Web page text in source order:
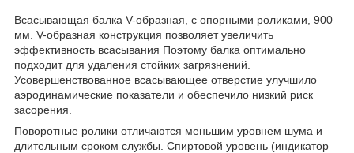
Всасывающая балка V-образная, с опорными роликами, 900
мм. V-образная конструкция позволяет увеличить
эффективность всасывания Поэтому балка оптимально
подходит для удаления стойких загрязнений.
Усовершенствованное всасывающее отверстие улучшило
аэродинамические показатели и обеспечило низкий риск
засорения.
Поворотные ролики отличаются меньшим уровнем шума и
длительным сроком службы. Спиртовой уровень (индикатор